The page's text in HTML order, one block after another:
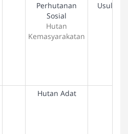
Perhutanan
Sosial
Hutan
Kemasyarakatan
Usulan
Hutan Adat